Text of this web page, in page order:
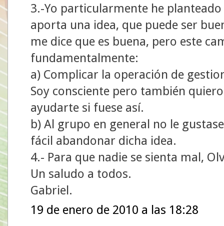
3.-Yo particularmente he
aporta una idea, que puede ser
me dice que es buena, pero este
fundamentalmente:
a) Complicar la operación de
Soy consciente pero también
ayudarte si fuese así.
b) Al grupo en general no le
fácil abandonar dicha idea.
4.- Para que nadie se sienta mal,
Un saludo a todos.
Gabriel.
19 de enero de 2010 a las 18:28